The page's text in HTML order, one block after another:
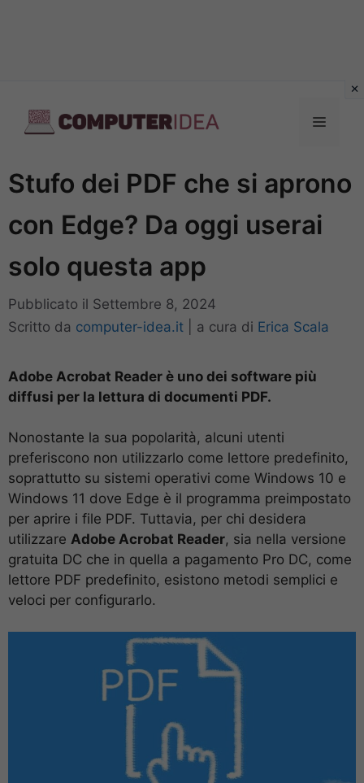
contenuto
Menu
Stufo dei PDF che si aprono
con Edge? Da oggi userai
solo questa app
Pubblicato il Settembre 8, 2024
Scritto da computer-idea.it a cura di Erica Scala
Adobe Acrobat Reader è uno dei software più
diffusi per la lettura di documenti PDF.
Nonostante la sua popolarità, alcuni utenti
preferiscono non utilizzarlo come lettore predefinito,
soprattutto su sistemi operativi come Windows 10 e
Windows 11 dove Edge è il programma preimpostato
per aprire i file PDF. Tuttavia, per chi desidera
utilizzare Adobe Acrobat Reader, sia nella versione
gratuita DC che in quella a pagamento Pro DC, come
lettore PDF predefinito, esistono metodi semplici e
veloci per configurarlo.